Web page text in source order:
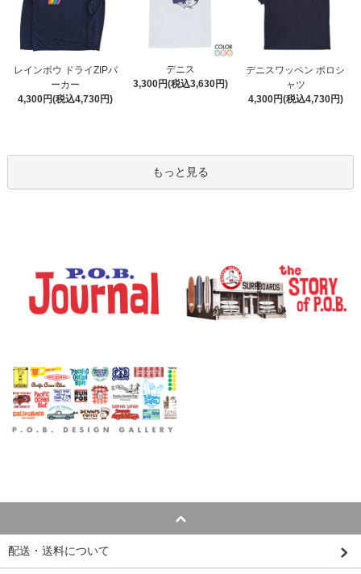
レインボウ ドライZIPパ
ーカー
4,300円(税込4,730円)
デニス
3,300円(税込3,630円)
デニスワッペン ポロシ
ャツ
4,300円(税込4,730円)
もっと見る
配送・送料について